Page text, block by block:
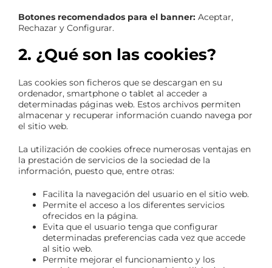
Botones recomendados para el banner: Aceptar,
Rechazar y Configurar.
2. ¿Qué son las cookies?
Las cookies son ficheros que se descargan en su
ordenador, smartphone o tablet al acceder a
determinadas páginas web. Estos archivos permiten
almacenar y recuperar información cuando navega por
el sitio web.
La utilización de cookies ofrece numerosas ventajas en
la prestación de servicios de la sociedad de la
información, puesto que, entre otras:
Facilita la navegación del usuario en el sitio web.
Permite el acceso a los diferentes servicios
ofrecidos en la página.
Evita que el usuario tenga que configurar
determinadas preferencias cada vez que accede
al sitio web.
Permite mejorar el funcionamiento y los